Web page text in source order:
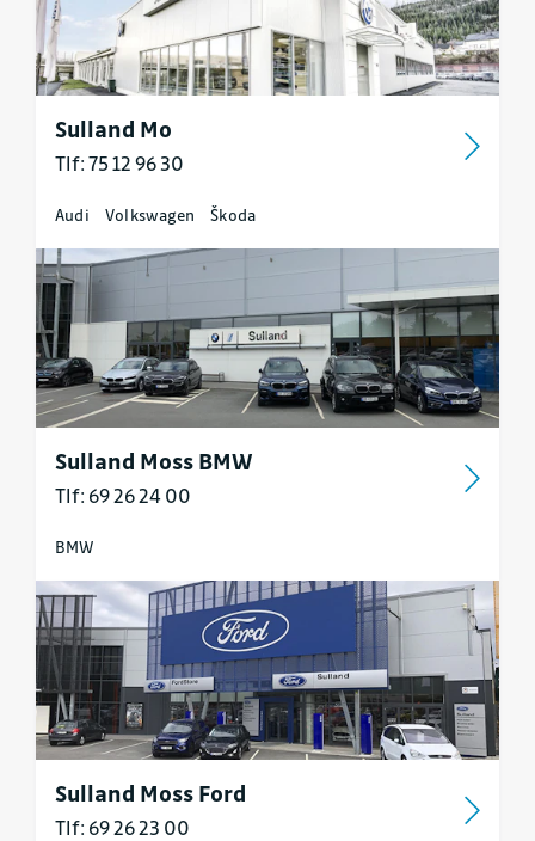
Sulland Mo
Tlf: 75 12 96 30
Audi Volkswagen Škoda
Sulland Moss BMW
Tlf: 69 26 24 00
BMW
Sulland Moss Ford
Tlf: 69 26 23 00